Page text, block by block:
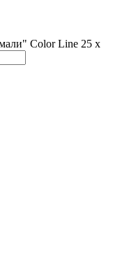
Color Line 25 х